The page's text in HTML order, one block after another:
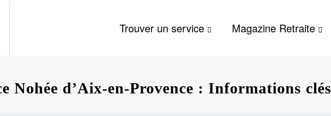
Trouver un service Magazine Retraite
Nohée d’Aix-en-Provence : Informations clés